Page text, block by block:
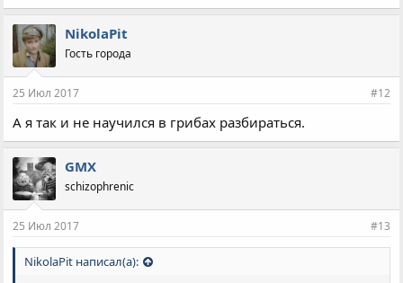
NikolaPit
Гость города
25 Июл 2017 #12
А я так и не научился в грибах разбираться.
GMX
schizophrenic
25 Июл 2017 #13
NikolaPit написал(а):